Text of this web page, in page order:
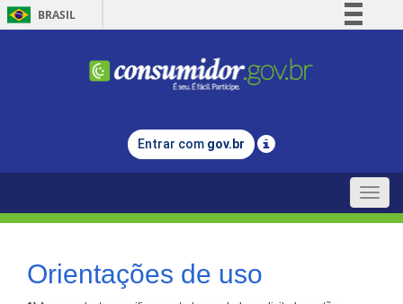
BRASIL
Comunica BR
Legislação
Entrar com gov.br
Toggle
Orientações de uso